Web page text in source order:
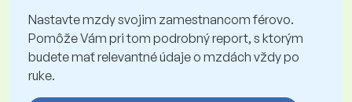
Nastavte mzdy svojim zamestnancom férovo.
Pomôže Vám pri tom podrobný report, s ktorým
budete mať relevantné údaje o mzdách vždy po
ruke.